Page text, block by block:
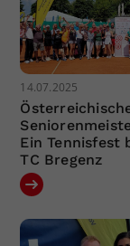
14.07.2025
Ein Tennisfest
TC Bregenz